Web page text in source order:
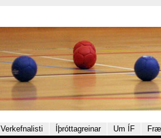
Verkefnalisti Íþróttagreinar Um ÍF